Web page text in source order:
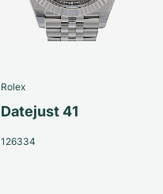
Rolex
Datejust 41
126334